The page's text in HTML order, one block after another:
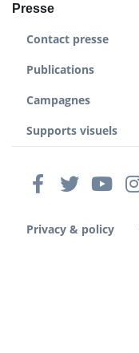
Presse
Contact presse
Publications
Campagnes
Supports visuels
Privacy & policy